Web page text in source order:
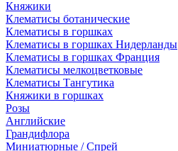
Княжики
Клематисы ботанические
Клематисы в горшках
Клематисы в горшках Нидерланды
Клематисы в горшках Франция
Клематисы мелкоцветковые
Клематисы Тангутика
Княжики в горшках
Розы
Английские
Грандифлора
Миниатюрные / Спрей